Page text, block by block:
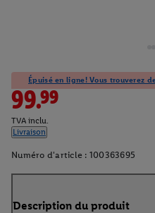
Épuisé en ligne! Vous trouverez
99.99
TVA inclu.
Livraison
Numéro d'article : 100363695
Description du produit